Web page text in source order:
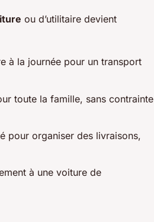
ou d’utilitaire devient
à la journée pour un transport
toute la famille, sans contrainte
pour organiser des livraisons,
à une voiture de